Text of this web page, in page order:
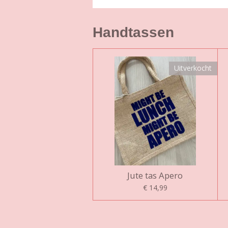
Handtassen
Uitverkocht
Jute tas Apero
€ 14,99